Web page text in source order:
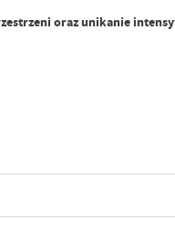
oraz unikanie